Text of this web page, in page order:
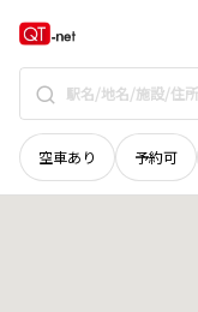
空車あり 予約可
香川県